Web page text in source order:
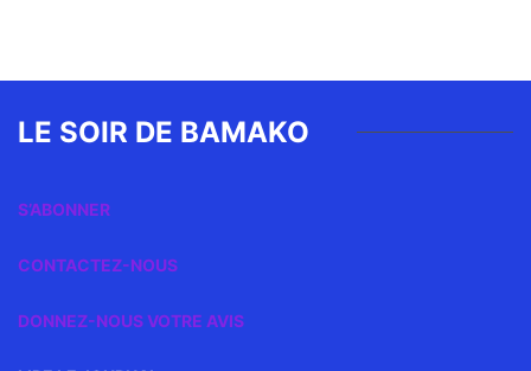
LE SOIR DE BAMAKO
S’ABONNER
CONTACTEZ-NOUS
DONNEZ-NOUS VOTRE AVIS